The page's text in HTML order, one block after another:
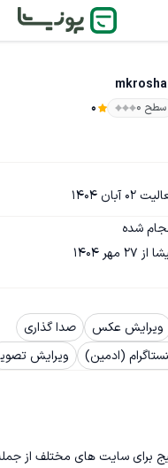
سطح ۰ 0
ویرایش عکس
صدا گذاری
(ادمین)
ویرایش
برای سایت های مختلف از جمله
1404
1404